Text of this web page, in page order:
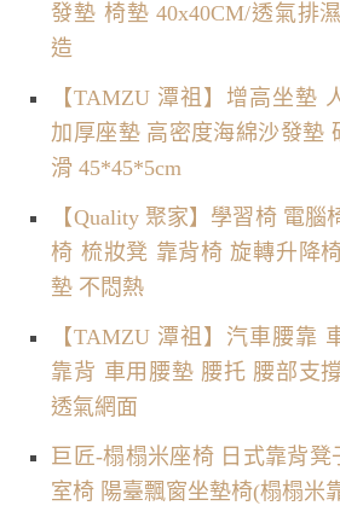
發墊 椅墊 40x40CM/透氣排
造
【TAMZU 潭祖】增高坐墊
加厚座墊 高密度海綿沙發墊
滑 45*45*5cm
【Quality 聚家】學習椅 電
椅 梳妝凳 靠背椅 旋轉升降
墊 不悶熱
【TAMZU 潭祖】汽車腰靠
靠背 車用腰墊 腰托 腰部支
透氣網面
巨匠-榻榻米座椅 日式靠背凳
室椅 陽臺飄窗坐墊椅(榻榻米